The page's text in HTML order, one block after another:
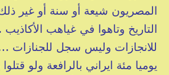
المصريون شيعة أو سنة أو غير
التاريخ وتاهوا في غياهب
للانجازات وليس سجل للجنازات
يوميا مئة ايراني بالرافعة ولو